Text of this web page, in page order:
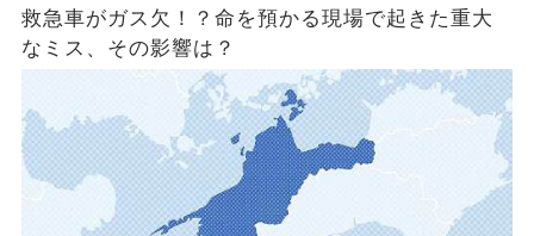
救急車がガス欠！？命を預かる現場で起きた重大
なミス、その影響は？